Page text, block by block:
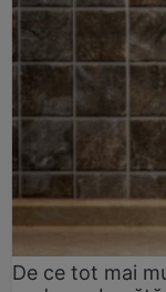
De ce tot mai